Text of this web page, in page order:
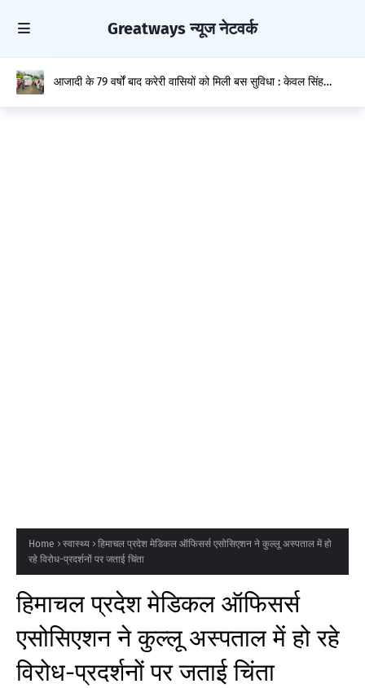
Greatways न्यूज नेटवर्क
आजादी के 79 वर्षों बाद करेरी वासियों को मिली बस सुविधा : केवल सिंह
Home स्वास्थ्य
हिमाचल प्रदेश मेडिकल ऑफिसर्स एसोसिएशन ने कुल्लू अस्पताल में हो
रहे विरोध-प्रदर्शनों पर जताई चिंता
हिमाचल प्रदेश मेडिकल ऑफिसर्स
एसोसिएशन ने कुल्लू अस्पताल में हो रहे
विरोध-प्रदर्शनों पर जताई चिंता